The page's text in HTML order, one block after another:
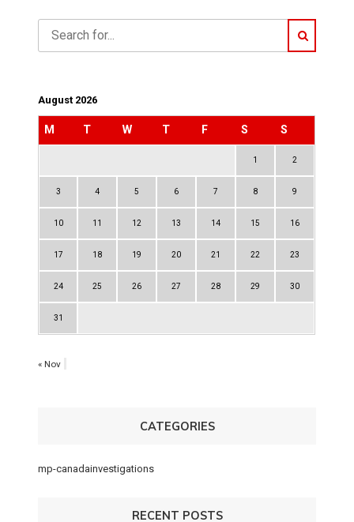
August 2026
M T W T F S S
1 2
3 4 5 6 7 8 9
10 11 12 13 14 15 16
17 18 19 20 21 22 23
24 25 26 27 28 29 30
31
« Nov
CATEGORIES
mp-canadainvestigations
RECENT POSTS